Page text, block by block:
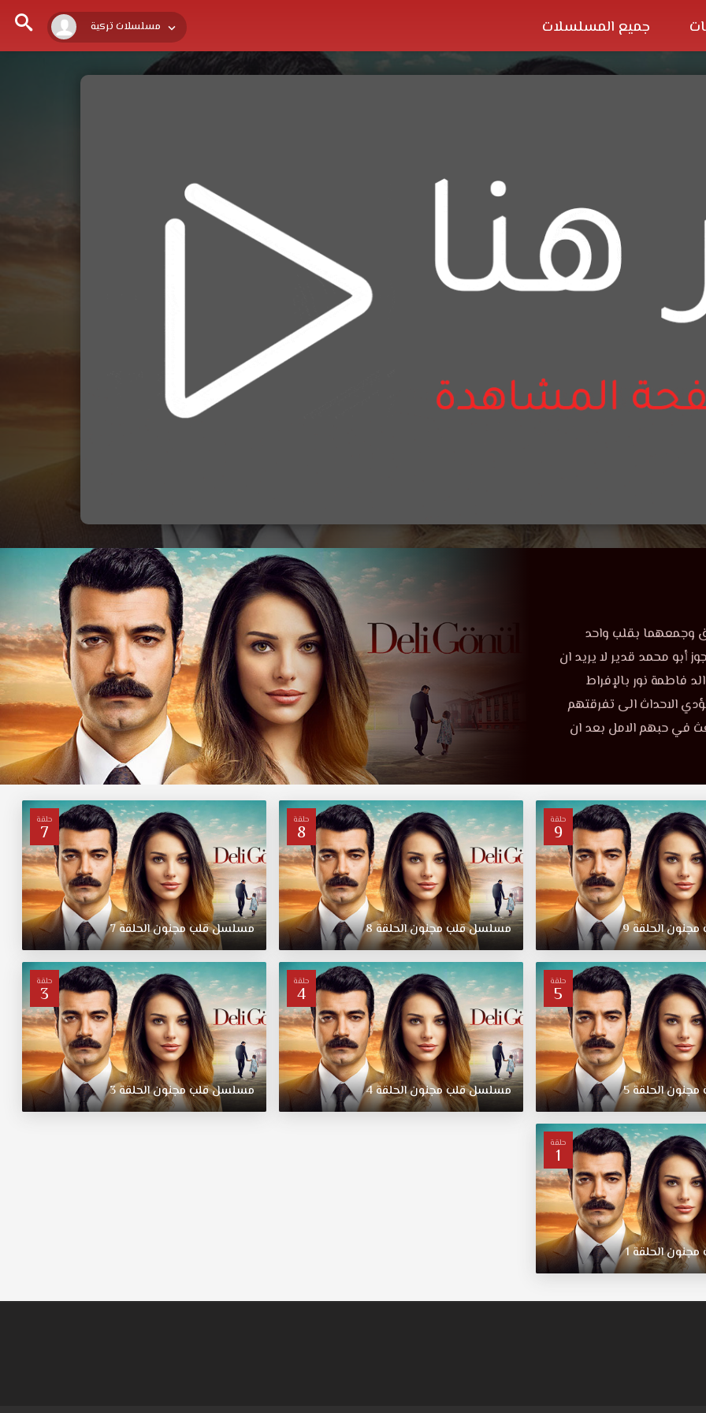
مسلسلات تركية جميع المسلسلات
وجمعهما بقلب واحد
أبو محمد قدير لا يريد ان
فاطمة نور بالإفراط
الاحداث الى تفرقتهم
في حبهم الامل بعد ان
حلقة
9
مجنونالحلقة9
حلقة
8
مسلسلقلبمجنونالحلقة8
حلقة
7
مسلسلقلبمجنونالحلقة7
حلقة
5
مجنونالحلقة5
حلقة
4
مسلسلقلبمجنونالحلقة4
حلقة
3
مسلسلقلبمجنونالحلقة3
حلقة
1
مجنونالحلقة1